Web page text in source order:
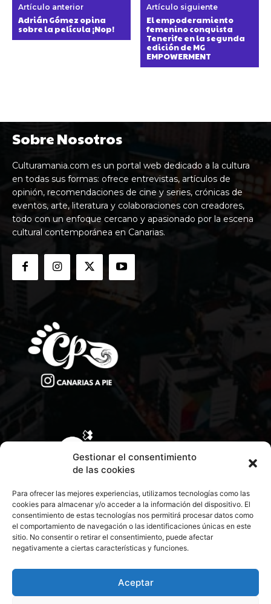
Gestionar el consentimiento
de las cookies
Para ofrecer las mejores experiencias, utilizamos tecnologías como las
cookies para almacenar y/o acceder a la información del dispositivo. El
consentimiento de estas tecnologías nos permitirá procesar datos como
el comportamiento de navegación o las identificaciones únicas en este
sitio. No consentir o retirar el consentimiento, puede afectar
negativamente a ciertas características y funciones.
Aceptar
Artículo anterior
Adrián Gómez opina
sobre la película ¡Nop!
Artículo siguiente
El empoderamiento
femenino conquista
Tenerife en la segunda
edición de MG
EMPOWERMENT
Sobre Nosotros
Culturamania.com es un portal web dedicado a la cultura
en todas sus formas: ofrece entrevistas, artículos de
opinión, recomendaciones de cine y series, crónicas de
eventos, arte, literatura y colaboraciones con creadores,
todo con un enfoque cercano y apasionado por la escena
cultural contemporánea en Canarias.
CONTACTA CON NOSOTROS